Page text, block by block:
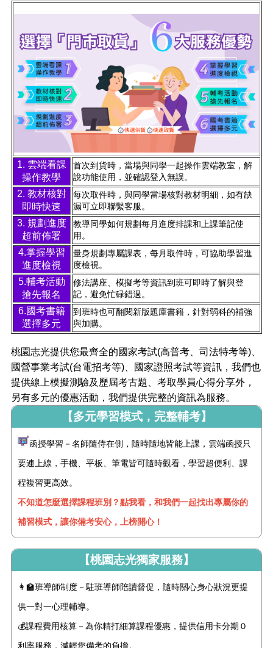
1. 雲端看課
操作教學
首次到貨時，當場與同學一起操作雲端教室，解
說功能使用，並確認登入無誤。
2. 教材核對
即時快速
每次取件時，與同學當場核對教材明細，如有缺
漏可立即聯繫客服。
3. 規劃進度
超前佈署
教導同學如何規劃每月進度排課和上課筆記使
用。
4.掌握學習
進度檢視
量身規劃專屬課表，每月取件時，可協助學習進
度檢視。
5.輔考活動
搶先報名
修法講座、模擬考等資訊到班可即時了解與登
記，避免忙碌錯過。
6.國考書籍
選擇多元
到班時也可翻閱新版題庫書籍，針對弱科的補強
與加購。
桃園志光提供您最齊全的國家考試(高普考、司法特考等)、
國營事業考試(台電招考等)、國家證照考試等資訊，我們也
提供線上模擬測驗及歷屆考古題、考取學員心得分享外，
另有多元的優惠活動，我們提供完整的資訊為服務。
【多元學習模式，完整輔考】
函授學習－名師隨侍在側，隨時隨地皆能上課，雲端函授只
要連上線，手機、平板、筆電皆可隨時觀看，學習超便利、課
程複習更高效。
不知道怎麼選擇課程班別？點我看，和我們一起找出專屬你的
補習模式，讓你備考安心，上榜開心！
【桃園志光獨家服務】
👩‍🏫班導師制度－駐班導師陪讀督促，隨時關心身心狀況更提
供一對一心理輔導。
💰課程費用核算－為你精打細算課程優惠，提供信用卡分期０
利率服務，減輕您備考的負擔。